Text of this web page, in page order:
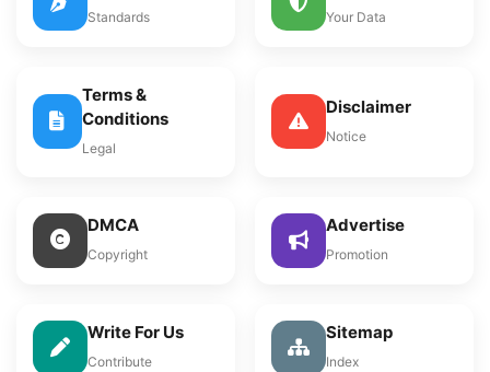
Standards Your Data
Terms &
Conditions
Legal
Disclaimer
Notice
DMCA
Copyright
Advertise
Promotion
Write For Us
Contribute
Sitemap
Index